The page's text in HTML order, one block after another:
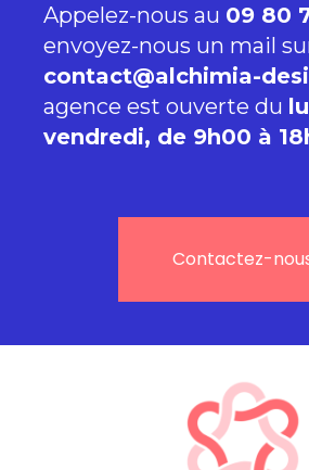
Appelez-nous au 09 80
envoyez-nous un mail
contact@alchimia-
agence est ouverte du
vendredi, de 9h00 à
Contactez-